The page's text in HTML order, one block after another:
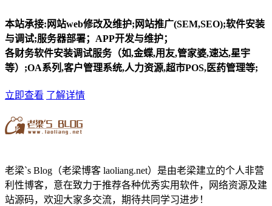
本站承接:网站web修改及维护;网站推广(SEM,SEO);软件安装
与调试;服务器部署；APP开发与维护；
各财务软件安装调试服务（如,金蝶,用友,管家婆,速达,星宇
等）;OA系列,客户管理系统,人力资源,超市POS,医药管理等;
立即查看 了解详情
老梁`s Blog（老梁博客 laoliang.net）是由老梁建立的个人非营
利性博客，意在致力于推荐各种优秀实用软件，网络资源及建
站源码，欢迎大家多交流，期待共同学习进步！